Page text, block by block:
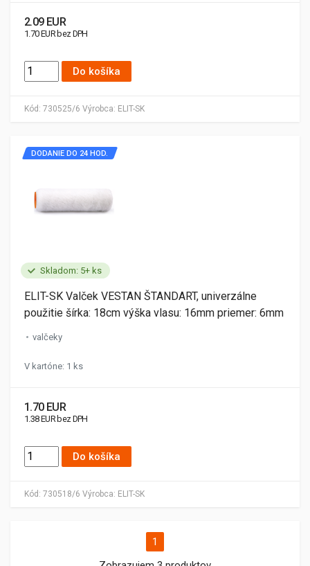
Kód: 730525/6 Výrobca: ELIT-SK
2.09 EUR
1.70 EUR bez DPH
Do košíka
Skladom: 5+ ks
Kód: 730518/6 Výrobca: ELIT-SK
DODANIE DO 24 HOD.
ELIT-SK Valček VESTAN ŠTANDART, univerzálne
použitie šírka: 18cm výška vlasu: 16mm priemer: 6mm
valčeky
V kartóne: 1 ks
1.70 EUR
1.38 EUR bez DPH
Do košíka
1